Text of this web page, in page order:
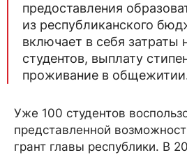
предоставления
из республиканского
включает в себя затраты
студентов, выплату
проживание в
Уже 100 студентов
представленной
грант главы республики. В